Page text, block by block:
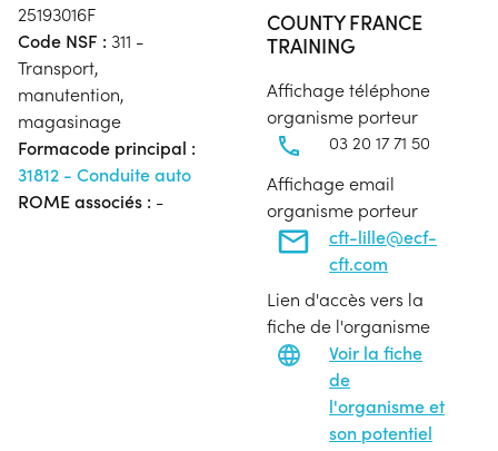
25193016F
Code NSF : 311 -
Transport,
manutention,
magasinage
Formacode principal :
31812 - Conduite auto
ROME associés : -
COUNTY FRANCE
TRAINING
Affichage téléphone
organisme porteur
03 20 17 71 50
Affichage email
organisme porteur
cft-lille@ecf-
cft.com
Lien d'accès vers la
fiche de l'organisme
Voir la fiche
de
l'organisme et
son potentiel